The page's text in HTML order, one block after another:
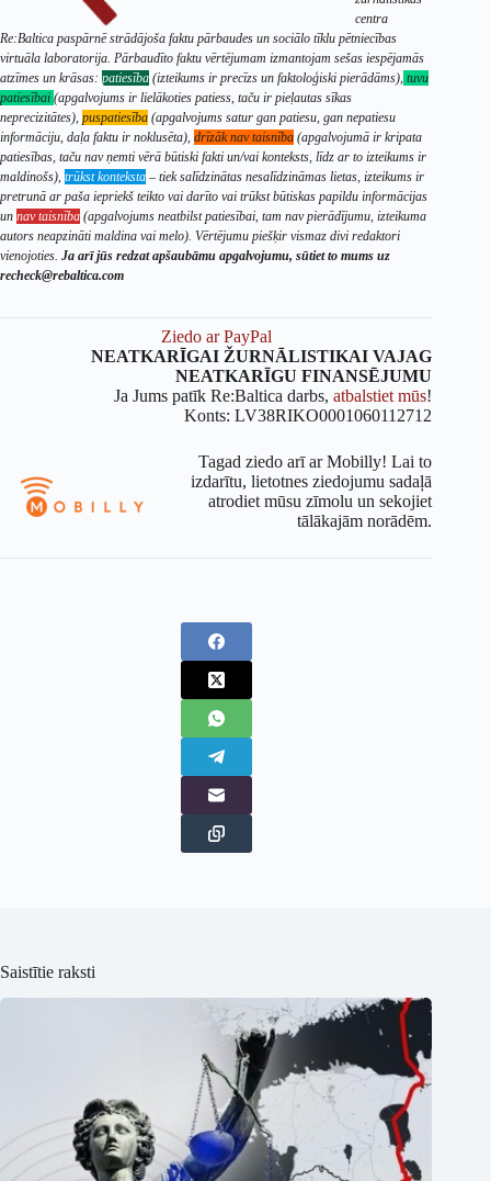
centra
Re:Baltica paspārnē strādājoša faktu pārbaudes un sociālo tīklu pētniecības
virtuāla laboratorija. Pārbaudīto faktu vērtējumam izmantojam sešas iespējamās
atzīmes un krāsas: patiesība (izteikums ir precīzs un faktoloģiski pierādāms), tuvu
patiesībai (apgalvojums ir lielākoties patiess, taču ir pieļautas sīkas
neprecizitātes), puspatiesība (apgalvojums satur gan patiesu, gan nepatiesu
informāciju, daļa faktu ir noklusēta), drīzāk nav taisnība (apgalvojumā ir kripata
patiesības, taču nav ņemti vērā būtiski fakti un/vai konteksts, līdz ar to izteikums ir
maldinošs), trūkst konteksta – tiek salīdzinātas nesalīdzināmas lietas, izteikums ir
pretrunā ar paša iepriekš teikto vai darīto vai trūkst būtiskas papildu informācijas
un nav taisnība (apgalvojums neatbilst patiesībai, tam nav pierādījumu, izteikuma
autors neapzināti maldina vai melo). Vērtējumu piešķir vismaz divi redaktori
vienojoties. Ja arī jūs redzat apšaubāmu apgalvojumu, sūtiet to mums uz
recheck@rebaltica.com
Ziedo ar PayPal
NEATKARĪGAI ŽURNĀLISTIKAI VAJAG
NEATKARĪGU FINANSĒJUMU
Ja Jums patīk Re:Baltica darbs,atbalstiet mūs!
Konts: LV38RIKO0001060112712
Tagad ziedo arī ar Mobilly! Lai to
izdarītu, lietotnes ziedojumu sadaļā
atrodiet mūsu zīmolu un sekojiet
tālākajām norādēm.
Saistītie raksti